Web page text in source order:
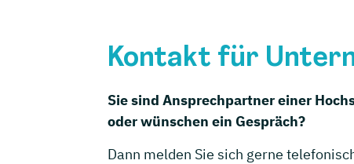
Kontakt für
Sie sind Ansprechpartner einer
oder wünschen ein Gespräch?
Dann melden Sie sich gerne